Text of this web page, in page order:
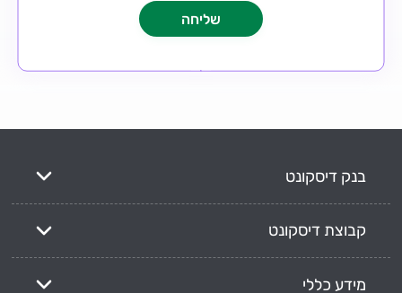
בנק דיסקונט
קבוצת דיסקונט
מידע כללי